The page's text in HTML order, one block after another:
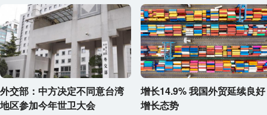
外交部：中方决定不同意台湾
地区参加今年世卫大会
增长14.9% 我国外贸延续良好
增长态势